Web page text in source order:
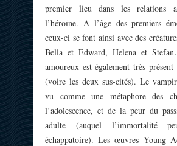
premier lieu dans les relations
l’héroïne. À l’âge des premiers
ceux-ci se font ainsi avec des
Bella et Edward, Helena et
amoureux est également très présent
(voire les deux sus-cités). Le
vu comme une métaphore des
l’adolescence, et de la peur du
adulte (auquel l’immortalité
échappatoire). Les œuvres Young